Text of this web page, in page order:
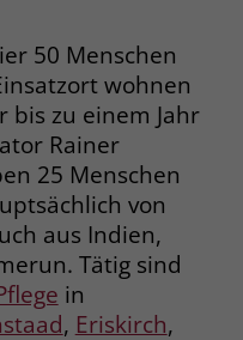
50 Menschen
wohnen
bis zu einem Jahr
Rainer
25 Menschen
von
aus Indien,
Tätig sind
in
, Eriskirch,
des Benutzers bei
bei.
gesetzt, wenn ein
auf eine Google
die Website gelangt.
darüber,
geklickt wurde,
wie z.B.
Kontaktanfragen der
werden können.